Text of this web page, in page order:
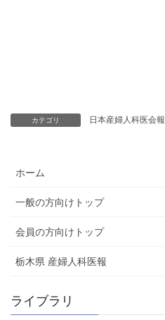
カテゴリ 日本産婦人科医会報
ホーム
一般の方向けトップ
会員の方向けトップ
栃木県 産婦人科医報
ライブラリ